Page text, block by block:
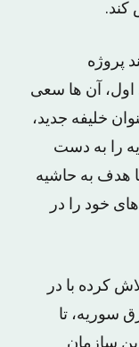
کند.
پروژه
اول، آن ها سعی
خلیفه جدید،
را به دست
هدف به حاشیه
خود را در
کرده با در
سوریه، تا
سازمان